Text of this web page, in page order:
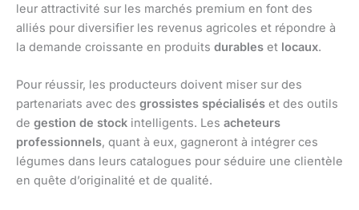
leur attractivité sur les marchés premium en font des
alliés pour diversifier les revenus agricoles et répondre à
la demande croissante en produits durables et locaux.
Pour réussir, les producteurs doivent miser sur des
partenariats avec des grossistes spécialisés et des outils
de gestion de stock intelligents. Les acheteurs
professionnels, quant à eux, gagneront à intégrer ces
légumes dans leurs catalogues pour séduire une clientèle
en quête d’originalité et de qualité.